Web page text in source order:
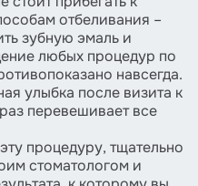
отбеливания –
зубную эмаль и
любых процедур по
навсегда.
улыбка после визита к
перевешивает все
процедуру, тщательно
стоматологом и